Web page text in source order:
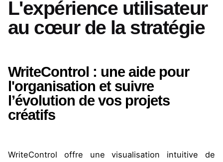
L'expérience utilisateur
au cœur de la stratégie
WriteControl : une aide pour
l'organisation et suivre
l’évolution de vos projets
créatifs
WriteControl offre une visualisation intuitive de